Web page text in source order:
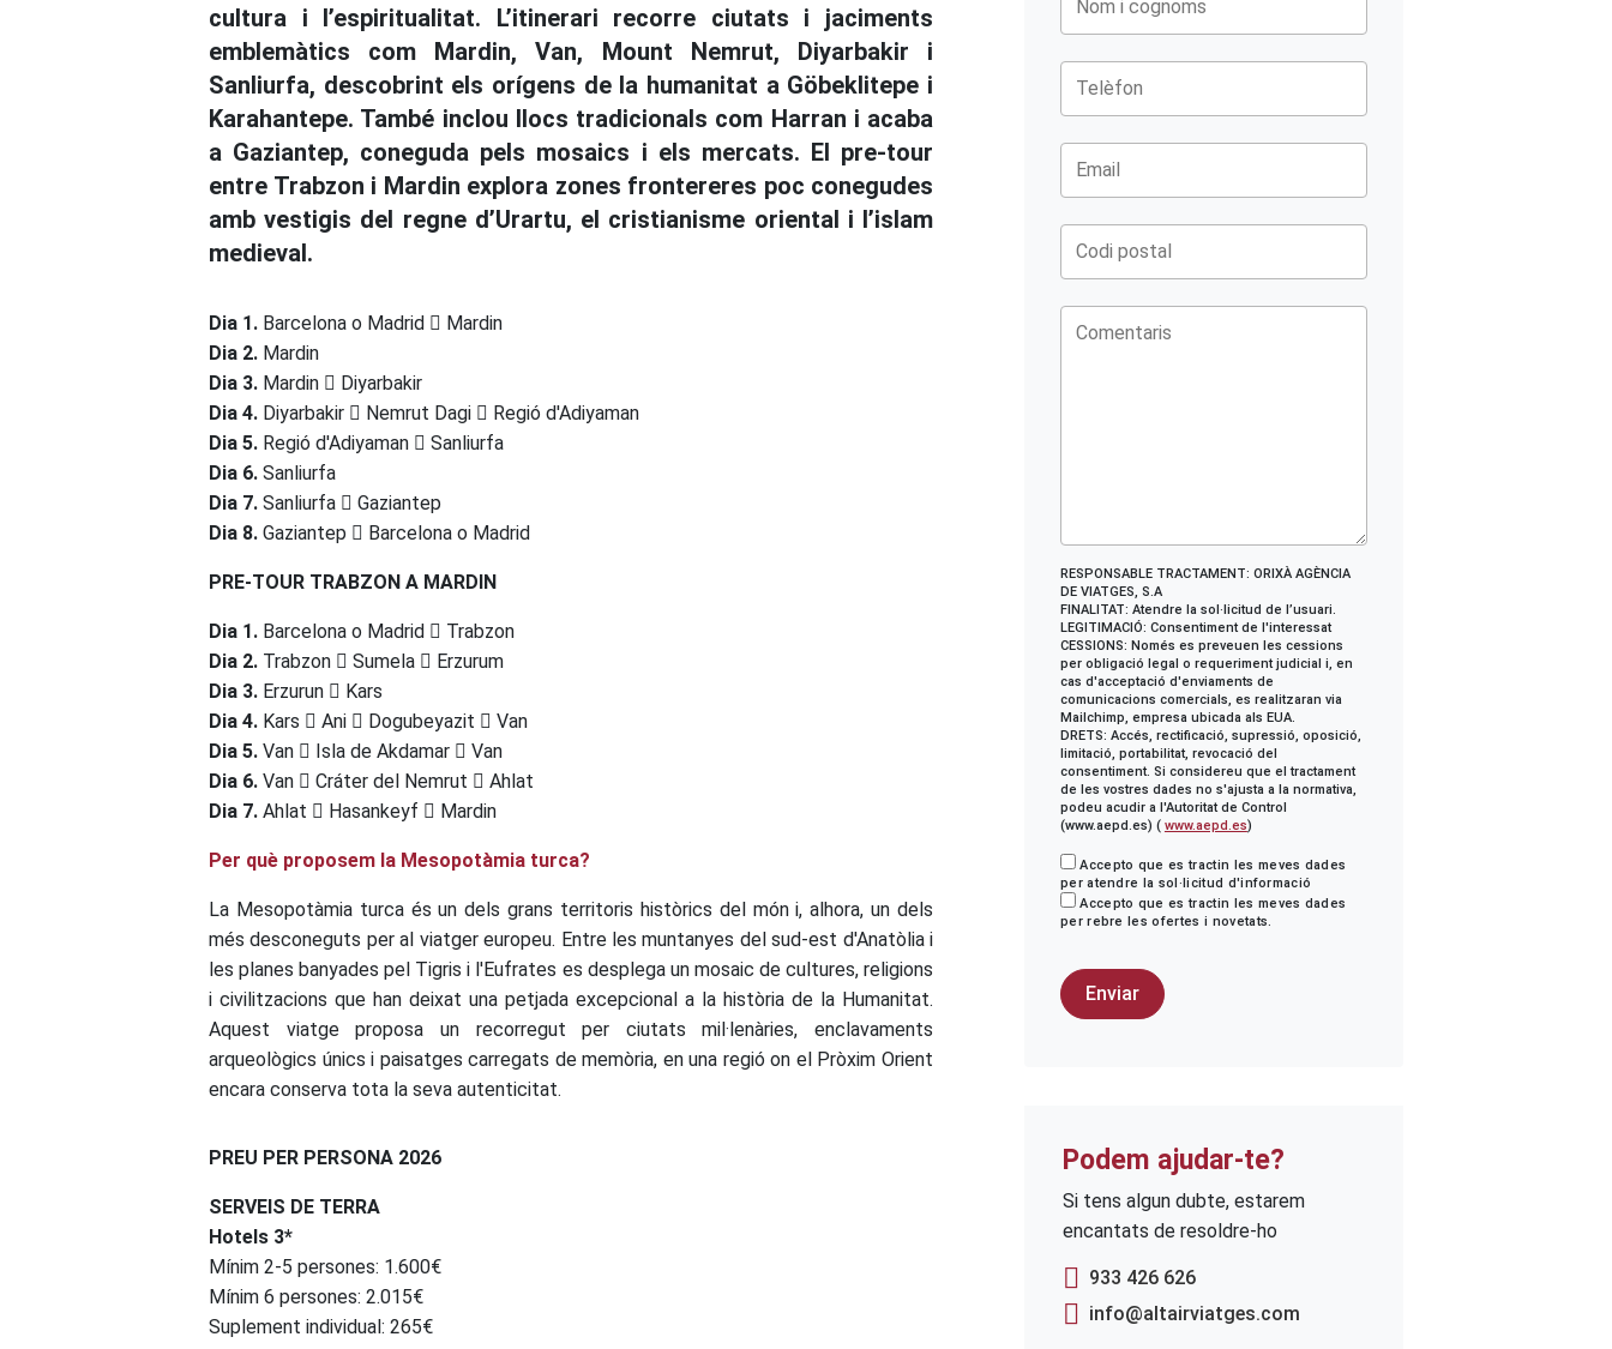
cultura i l’espiritualitat. L’itinerari recorre ciutats i jaciments
emblemàtics com Mardin, Van, Mount Nemrut, Diyarbakir i
Sanliurfa, descobrint els orígens de la humanitat a Göbeklitepe i
Karahantepe. També inclou llocs tradicionals com Harran i acaba
a Gaziantep, coneguda pels mosaics i els mercats. El pre-tour
entre Trabzon i Mardin explora zones frontereres poc conegudes
amb vestigis del regne d’Urartu, el cristianisme oriental i l’islam
medieval.
Dia 1. Barcelona o Madrid
Mardin
Dia 2. Mardin
Dia 3. Mardin
Diyarbakir
Dia 4. Diyarbakir Nemrut Dagi
Regió d'Adiyaman
Dia 5. Regió d'Adiyaman
Sanliurfa
Dia 6. Sanliurfa
Dia 7. Sanliurfa
Gaziantep
Dia 8. Gaziantep Barcelona o Madrid
PRE-TOUR TRABZON A MARDIN
Dia 1. Barcelona o Madrid
Trabzon
Dia 2. Trabzon Sumela
Erzurum
Dia 3. Erzurun
Kars
Dia 4. Kars Ani Dogubeyazit
Van
Dia 5. Van Isla de Akdamar
Van
Dia 6. Van Cráter del Nemrut
Ahlat
Dia 7. Ahlat Hasankeyf Mardin
Per què proposem la Mesopotàmia turca?
La Mesopotàmia turca és un dels grans territoris històrics del món i, alhora, un dels
més desconeguts per al viatger europeu. Entre les muntanyes del sud-est d'Anatòlia i
les planes banyades pel Tigris i l'Eufrates es desplega un mosaic de cultures, religions
i civilitzacions que han deixat una petjada excepcional a la història de la Humanitat.
Aquest viatge proposa un recorregut per ciutats mil·lenàries, enclavaments
arqueològics únics i paisatges carregats de memòria, en una regió on el Pròxim Orient
encara conserva tota la seva autenticitat.
PREU PER PERSONA 2026
SERVEIS DE TERRA
Hotels 3*
Mínim 2-5 persones: 1.600€
Mínim 6 persones: 2.015€
Suplement individual: 265€
RESPONSABLE TRACTAMENT: ORIXÀ AGÈNCIA
DE VIATGES, S.A
FINALITAT: Atendre la sol·licitud de l’usuari.
LEGITIMACIÓ: Consentiment de l'interessat
CESSIONS: Només es preveuen les cessions
per obligació legal o requeriment judicial i, en
cas d'acceptació d'enviaments de
comunicacions comercials, es realitzaran via
Mailchimp, empresa ubicada als EUA.
DRETS: Accés, rectificació, supressió, oposició,
limitació, portabilitat, revocació del
consentiment. Si considereu que el tractament
de les vostres dades no s'ajusta a la normativa,
podeu acudir a l'Autoritat de Control
(www.aepd.es) ( www.aepd.es)
Accepto que es tractin les meves dades
per atendre la sol·licitud d'informació
Accepto que es tractin les meves dades
per rebre les ofertes i novetats.
Podem ajudar-te?
Si tens algun dubte, estarem
encantats de resoldre-ho
933 426 626
info@altairviatges.com